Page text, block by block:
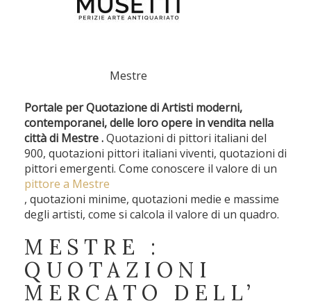
Mestre
Portale per Quotazione di Artisti moderni,
contemporanei, delle loro opere in vendita nella
città di Mestre .Quotazioni di pittori italiani del
900, quotazioni pittori italiani viventi, quotazioni di
pittori emergenti. Come conoscere il valore di un
pittore a Mestre
, quotazioni minime, quotazioni medie e massime
degli artisti, come si calcola il valore di un quadro.
MESTRE :
QUOTAZIONI
MERCATO DELL’